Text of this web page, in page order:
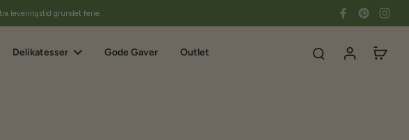
leveringstid grundet ferie.
Delikatesser Gode Gaver Outlet